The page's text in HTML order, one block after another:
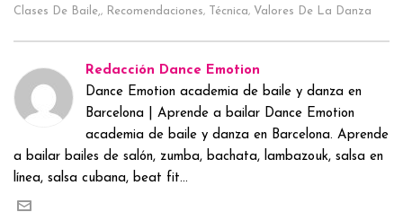
Clases De Baile, , Recomendaciones, Técnica, Valores De La Danza
Redacción Dance Emotion
Dance Emotion academia de baile y danza en
Barcelona | Aprende a bailar Dance Emotion
academia de baile y danza en Barcelona. Aprende
a bailar bailes de salón, zumba, bachata, lambazouk, salsa en
línea, salsa cubana, beat fit...